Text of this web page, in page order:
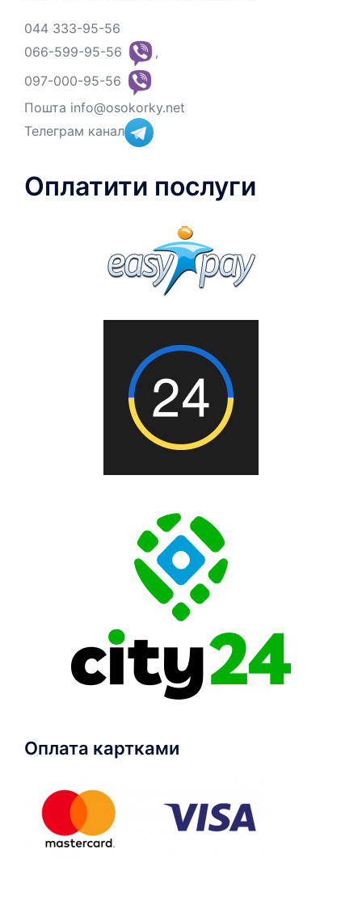
044 333-95-56
066-599-95-56
,
097-000-95-56
Пошта info@osokorky.net
Телеграм канал
Оплатити послуги
Оплата картками